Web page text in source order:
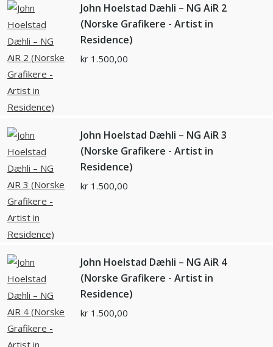
John Hoelstad Dæhli – NG AiR 2
(Norske Grafikere - Artist in
Residence)
kr 1.500,00
John Hoelstad Dæhli – NG AiR 3
(Norske Grafikere - Artist in
Residence)
kr 1.500,00
John Hoelstad Dæhli – NG AiR 4
(Norske Grafikere - Artist in
Residence)
kr 1.500,00